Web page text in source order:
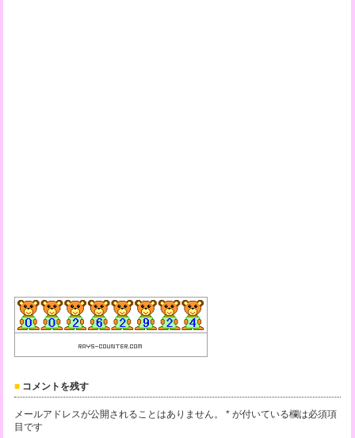
コメントを残す
メールアドレスが公開されることはありません。 *が付いている欄は必須項
目です